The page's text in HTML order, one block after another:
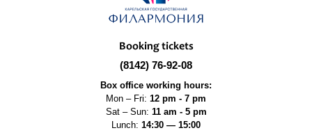
Booking tickets
(8142) 76-92-08
Box office working hours:
Mon – Fri: 12 pm - 7 pm
Sat – Sun: 11 am - 5 pm
Lunch: 14:30 — 15:00